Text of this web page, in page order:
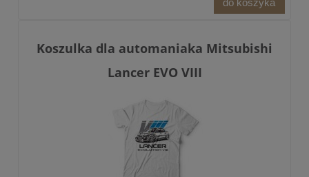
Koszulka dla automaniaka Mitsubishi
Lancer EVO VIII